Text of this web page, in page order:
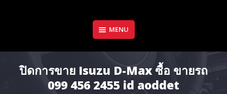
MENU
ปิดการขาย Isuzu D-Max ซื้อ ขายรถ
099 456 2455 id aoddet